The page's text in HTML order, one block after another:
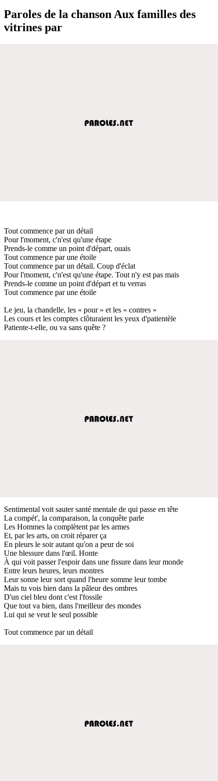
Paroles de la chanson Aux familles des
vitrines par
Tout commence par un détail
Pour l'moment, c'n'est qu'une étape
Prends-le comme un point d'départ, ouais
Tout commence par une étoile
Tout commence par un détail. Coup d'éclat
Pour l'moment, c'n'est qu'une étape. Tout n'y est pas mais
Prends-le comme un point d'départ et tu verras
Tout commence par une étoile
Le jeu, la chandelle, les « pour » et les « contres »
Les cours et les comptes clôturaient les yeux d'patientèle
Patiente-t-elle, ou va sans quête ?
Sentimental voit sauter santé mentale de qui passe en tête
La compét', la comparaison, la conquête parle
Les Hommes la complètent par les armes
Et, par les arts, on croit réparer ça
En pleurs le soir autant qu'on a peur de soi
Une blessure dans l'œil. Honte
À qui voit passer l'espoir dans une fissure dans leur monde
Entre leurs heures, leurs montres
Leur sonne leur sort quand l'heure somme leur tombe
Mais tu vois bien dans la pâleur des ombres
D'un ciel bleu dont c'est l'fossile
Que tout va bien, dans l'meilleur des mondes
Lui qui se veut le seul possible
Tout commence par un détail